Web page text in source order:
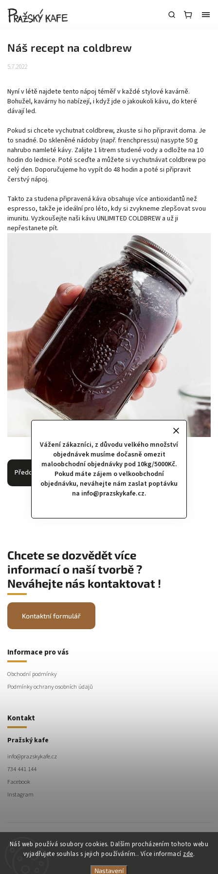
Náš web používá soubory cookies. Dalším procházením tohoto webu
vyjadřujete souhlas s jejich používáním.. Více informací zde.
Nastavení
Vážení zákazníci, z důvodu velkého množství
objednávek musíme dočasně omezit
maloobchodní objednávky pod 10kg/5000Kč.
Pokud máte zájem o velkoobchodní
objednávku, neváhejte nám zaslat poptávku
na info@prazskykafe.cz.
Náš recept na coldbrew
5.7.2022
Nyní v létě najdete tento nápoj téměř v každé stylové kavárně.
Bohužel, kavárny ho nabízejí, i když jde o jakoukoli kávu, do které
dávají led.
Pokud si chcete vychutnat coldbrew, zkuste si ho připravit doma. Je
to snadné. Do skleněné nádoby (např. frenchpressu) nasypte 50 g
nahrubo namleté kávy. Zalijte 1 litrem studené vody a odložte na 10
hodin do lednice. Poté sceďte a můžete si vychutnávat coldbrew po
celý den. Doporučujeme ho vypít do 48 hodin a poté si připravit
čerstvý nápoj.
Takto za studena připravená káva obsahuje více antioxidantů než
espresso, takže je ideální pro léto, kdy si zvykneme zlepšovat svou
imunitu. Vyzkoušejte naši kávu UNLIMITED COLDBREW a už ji
nepřestanete pít.
Předchozí článek Další článek
Chcete se dozvědět více
informací o naší tvorbě ?
Neváhejte nás kontaktovat !
Kontaktní formulář
Informace pro vás
Obchodní podmínky
Podmínky ochrany osobních údajů
Kontakt
Pražský kafe
info@prazskykafe.cz
734 441 144
Facebook
Instagram